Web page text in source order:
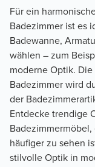
Für ein
Badezimmer ist es
Badewanne,
wählen – zum
moderne Optik.
Badezimmer wird
der
Entdecke trendige
häufiger zu sehen
stilvolle Optik in